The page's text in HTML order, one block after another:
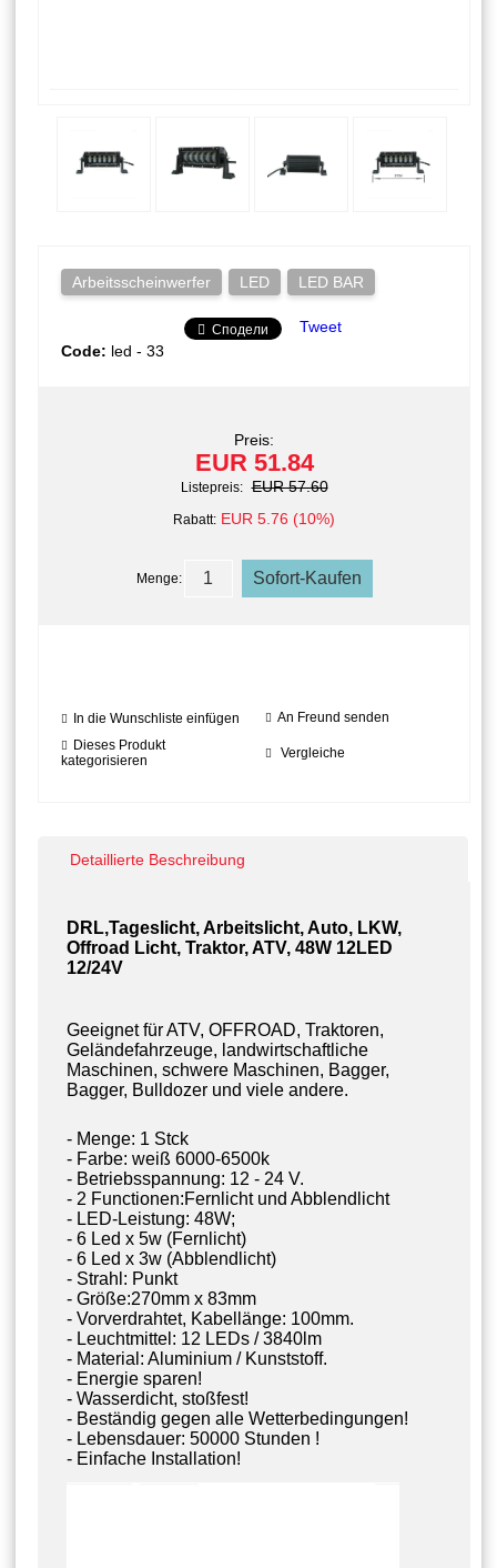
Arbeitsscheinwerfer LED LED BAR
Сподели
Tweet
Code: led - 33
Preis:
EUR 51.84
Listepreis: EUR 57.60
Rabatt: EUR 5.76 (10%)
Menge:
In die Wunschliste einfügen
An Freund senden
Dieses Produkt
kategorisieren
Vergleiche
Detaillierte Beschreibung
DRL,Tageslicht, Arbeitslicht, Auto, LKW,
Offroad Licht, Traktor, ATV, 48W 12LED
12/24V
Geeignet für ATV, OFFROAD, Traktoren,
Geländefahrzeuge, landwirtschaftliche
Maschinen, schwere Maschinen, Bagger,
Bagger, Bulldozer und viele andere.
- Menge: 1 Stck
- Farbe: weiß 6000-6500k
- Betriebsspannung: 12 - 24 V.
- 2 Functionen:Fernlicht und Abblendlicht
- LED-Leistung: 48W;
- 6 Led x 5w (Fernlicht)
- 6 Led x 3w (Abblendlicht)
- Strahl: Punkt
- Größe:270mm x 83mm
- Vorverdrahtet, Kabellänge: 100mm.
- Leuchtmittel: 12 LEDs / 3840lm
- Material: Aluminium / Kunststoff.
- Energie sparen!
- Wasserdicht, stoßfest!
- Beständig gegen alle Wetterbedingungen!
- Lebensdauer: 50000 Stunden !
- Einfache Installation!